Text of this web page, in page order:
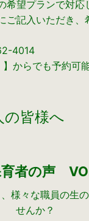
希望プランで対
ご記入いただき、
4014
】からでも予約可
の皆様へ
育者の声
様々な職員の生
せんか？